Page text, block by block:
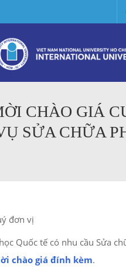
CHÀO GIÁ
SỬA CHỮA
đơn vị
Quốc tế có nhu cầu Sửa
chào giá đính kèm.